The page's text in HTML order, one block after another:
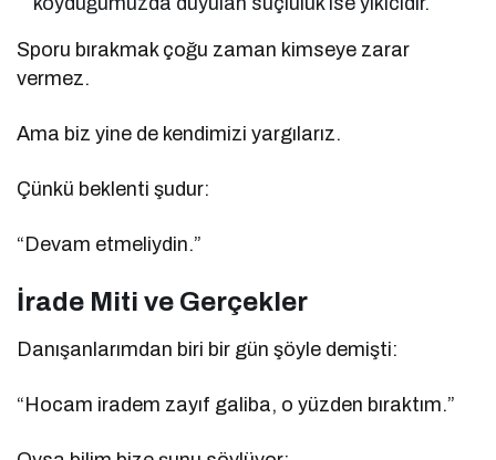
Sporu bırakmak çoğu zaman kimseye zarar
vermez.
Ama biz yine de kendimizi yargılarız.
Çünkü beklenti şudur:
“Devam etmeliydin.”
İrade Miti ve Gerçekler
Danışanlarımdan biri bir gün şöyle demişti:
“Hocam iradem zayıf galiba, o yüzden bıraktım.”